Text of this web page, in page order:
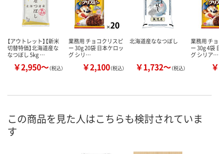
【アウトレット】【新米
切替特価】北海道産な
なつぼし 5kg …
￥2,950～（税込）
業務用 チョコクリスピ
ー 30g 20袋 日本ケロッ
グ シリ…
￥2,100（税込）
北海道産ななつぼし
￥1,732～（税込）
業務用 チ
ー 30g 4袋
グ シリア…
この商品を見た人はこちらも検討されていま
す